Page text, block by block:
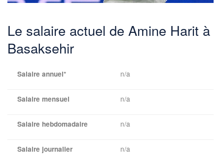
Le salaire actuel de Amine Harit à
Basaksehir
Salaire annuel* n/a
Salaire mensuel n/a
Salaire hebdomadaire n/a
Salaire journalier n/a